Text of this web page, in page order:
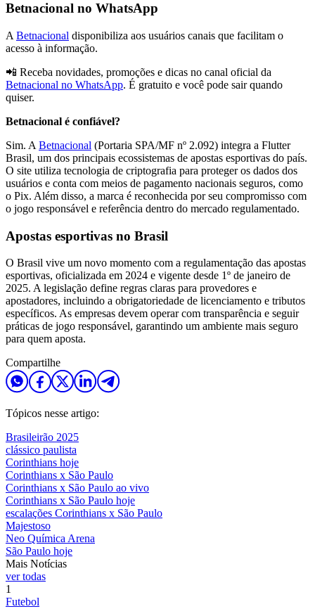
Betnacional no WhatsApp
A Betnacional disponibiliza aos usuários canais que facilitam o
acesso à informação.
📲 Receba novidades, promoções e dicas no canal oficial da
Betnacional no WhatsApp. É gratuito e você pode sair quando
quiser.
Betnacional é confiável?
Sim. A Betnacional (Portaria SPA/MF nº 2.092) integra a Flutter
Brasil, um dos principais ecossistemas de apostas esportivas do país.
O site utiliza tecnologia de criptografia para proteger os dados dos
usuários e conta com meios de pagamento nacionais seguros, como
o Pix. Além disso, a marca é reconhecida por seu compromisso com
o jogo responsável e referência dentro do mercado regulamentado.
Apostas esportivas no Brasil
O Brasil vive um novo momento com a regulamentação das apostas
esportivas, oficializada em 2024 e vigente desde 1º de janeiro de
2025. A legislação define regras claras para provedores e
apostadores, incluindo a obrigatoriedade de licenciamento e tributos
específicos. As empresas devem operar com transparência e seguir
práticas de jogo responsável, garantindo um ambiente mais seguro
para quem aposta.
Compartilhe
Tópicos nesse artigo:
Brasileirão 2025
clássico paulista
Corinthians hoje
Corinthians x São Paulo
Corinthians x São Paulo ao vivo
Corinthians x São Paulo hoje
escalações Corinthians x São Paulo
Majestoso
Neo Química Arena
São Paulo hoje
Mais Notícias
ver todas
1
Futebol